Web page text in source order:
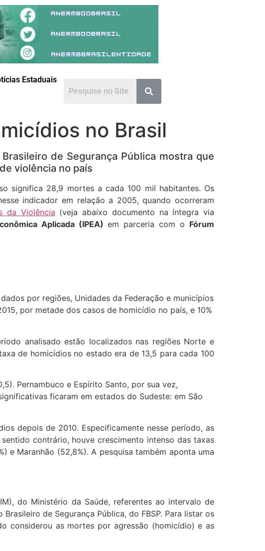
Estaduais
no Brasil
de Segurança Pública mostra que
violência no país
significa 28,9 mortes a cada 100 mil habitantes. Os
indicador em relação a 2005, quando ocorreram
da Violência (veja abaixo documento na íntegra via
Aplicada (IPEA) em parceria com o Fórum
por regiões, Unidades da Federação e municípios
por metade dos casos de homicídio no país, e 10%
analisado estão localizados nas regiões Norte e
de homicídios no estado era de 13,5 para cada 100
Pernambuco e Espírito Santo, por sua vez,
ficaram em estados do Sudeste: em São
depois de 2010. Especificamente nesse período, as
contrário, houve crescimento intenso das taxas
e Maranhão (52,8%). A pesquisa também aponta uma
do Ministério da Saúde, referentes ao intervalo de
de Segurança Pública, do FBSP. Para listar os
considerou as mortes por agressão (homicídio) e as